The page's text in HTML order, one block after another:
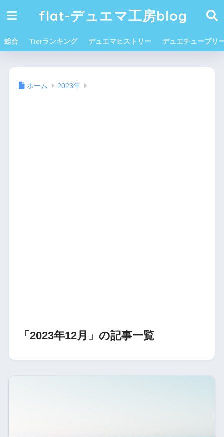
flat-デュエマ工房blog
総合 Tierランキング デュエマヒストリー デュエチューブリ
ホーム 2023年
「2023年12月」の記事一覧